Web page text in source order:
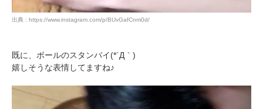
出典 : https://www.instagram.com/p/BUvGafCnm0d/
既に、ボールのスタンバイ(*´Д｀)
嬉しそうな表情してますね♪